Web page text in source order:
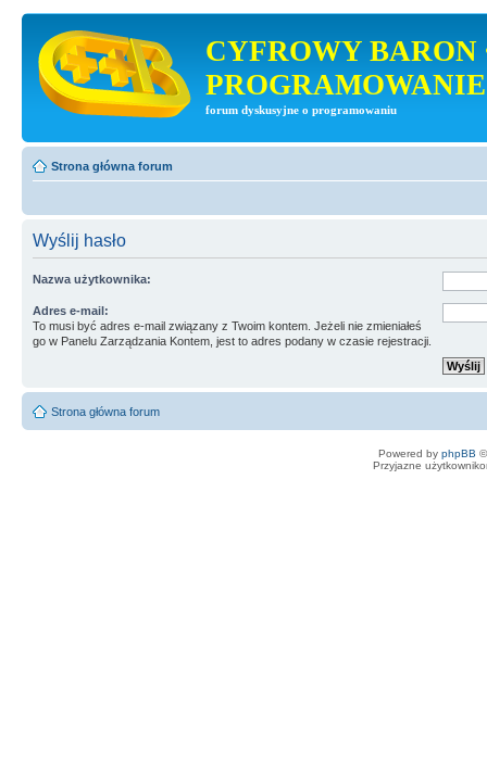
CYFROWY BARON
PROGRAMOWANIE
forum dyskusyjne o programowaniu
Strona główna forum
Wyślij hasło
Nazwa użytkownika:
Adres e-mail:
To musi być adres e-mail związany z Twoim kontem. Jeżeli nie zmieniałeś
go w Panelu Zarządzania Kontem, jest to adres podany w czasie rejestracji.
Strona główna forum
Powered by phpBB
Przyjazne